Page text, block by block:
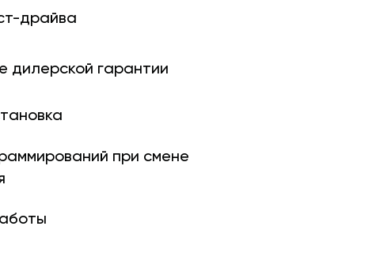
драйва
дилерской гарантии
при смене